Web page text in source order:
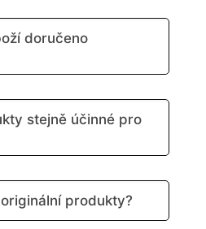
doručeno
stejně účinné pro
produkty?